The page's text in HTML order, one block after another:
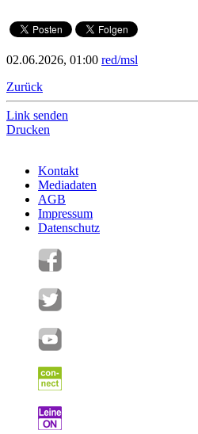
02.06.2026, 01:00 red/msl
Zurück
Link senden
Drucken
Kontakt
Mediadaten
AGB
Impressum
Datenschutz